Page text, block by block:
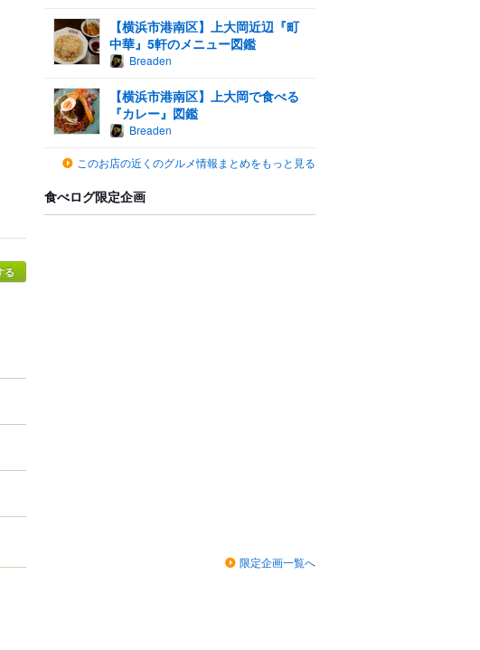
【横浜市港南区】上大岡近辺『町
中華』5軒のメニュー図鑑
Breaden
【横浜市港南区】上大岡で食べる
『カレー』図鑑
Breaden
このお店の近くのグルメ情報まとめをもっと見る
食べログ限定企画
限定企画一覧へ